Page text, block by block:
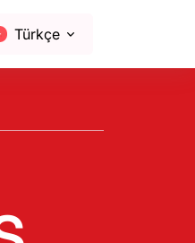
Türkçe